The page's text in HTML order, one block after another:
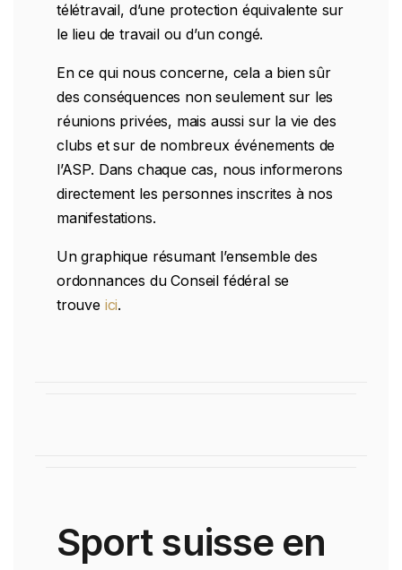
télétravail, d’une protection équivalente sur
le lieu de travail ou d’un congé.
En ce qui nous concerne, cela a bien sûr
des conséquences non seulement sur les
réunions privées, mais aussi sur la vie des
clubs et sur de nombreux événements de
l’ASP. Dans chaque cas, nous informerons
directement les personnes inscrites à nos
manifestations.
Un graphique résumant l’ensemble des
ordonnances du Conseil fédéral se
trouve ici.
Sport suisse en